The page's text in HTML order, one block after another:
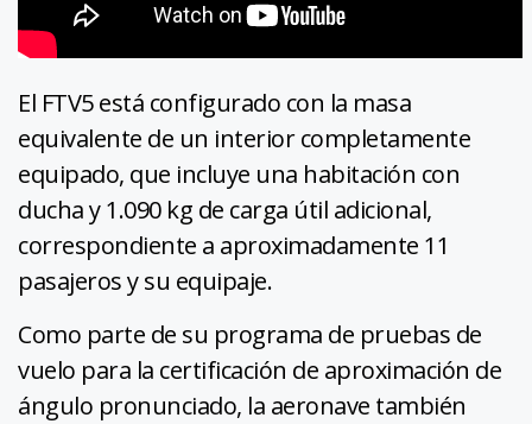
El FTV5 está configurado con la masa
equivalente de un interior completamente
equipado, que incluye una habitación con
ducha y 1.090 kg de carga útil adicional,
correspondiente a aproximadamente 11
pasajeros y su equipaje.
Como parte de su programa de pruebas de
vuelo para la certificación de aproximación de
ángulo pronunciado, la aeronave también